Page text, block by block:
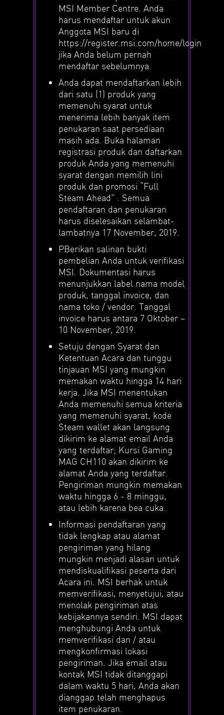
MSI Member Centre. Anda
harus mendaftar untuk akun
Anggota MSI baru di
https://register.msi.com/home/login
jika Anda belum pernah
mendaftar sebelumnya.
Anda dapat mendaftarkan lebih
dari satu (1) produk yang
memenuhi syarat untuk
menerima lebih banyak item
penukaran saat persediaan
masih ada. Buka halaman
registrasi produk dan daftarkan
produk Anda yang memenuhi
syarat dengan memilih lini
produk dan promosi “Full
Steam Ahead” . Semua
pendaftaran dan penukaran
harus diselesaikan selambat-
lambatnya 17 November, 2019.
PBerikan salinan bukti
pembelian Anda untuk verifikasi
MSI. Dokumentasi harus
menunjukkan label nama model
produk, tanggal invoice, dan
nama toko / vendor. Tanggal
invoice harus antara 7 Oktober –
10 November, 2019.
Setuju dengan Syarat dan
Ketentuan Acara dan tunggu
tinjauan MSI yang mungkin
memakan waktu hingga 14 hari
kerja. Jika MSI menentukan
Anda memenuhi semua kriteria
yang memenuhi syarat, kode
Steam wallet akan langsung
dikirim ke alamat email Anda
yang terdaftar; Kursi Gaming
MAG CH110 akan dikirim ke
alamat Anda yang terdaftar.
Pengiriman mungkin memakan
waktu hingga 6 - 8 minggu,
atau lebih karena bea cuka.
Informasi pendaftaran yang
tidak lengkap atau alamat
pengiriman yang hilang
mungkin menjadi alasan untuk
mendiskualifikasi peserta dari
Acara ini. MSI berhak untuk
memverifikasi, menyetujui, atau
menolak pengiriman atas
kebijakannya sendiri. MSI dapat
menghubungi Anda untuk
memverifikasi dan / atau
mengkonfirmasi lokasi
pengiriman. Jika email atau
kontak MSI tidak ditanggapi
dalam waktu 5 hari, Anda akan
dianggap telah menghapus
item penukaran.